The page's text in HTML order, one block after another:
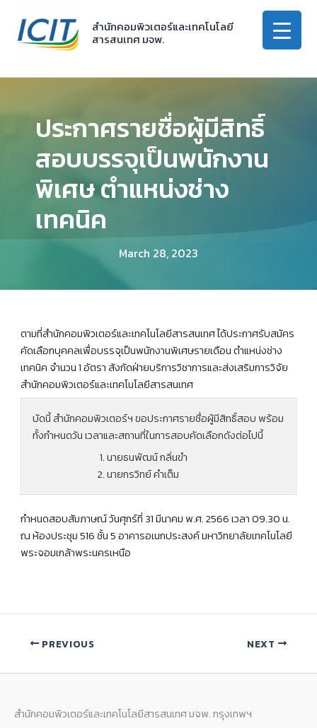
content
สำนักคอมพิวเตอร์และเทคโนโลยี
สารสนเทศ มจพ.
ประกาศรายชื่อผู้มีสิทธิ์
สอบบรรจุเป็นพนักงาน
พิเศษ ตำแหน่งช่าง
เทคนิค
March 28, 2023
ตามที่สำนักคอมพิวเตอร์และเทคโนโลยีสารสนเทศ ได้ประกาศรับสมัคร
คัดเลือกบุคคลเพื่อบรรจุเป็นพนักงานพิเศษรายเดือน ตำแหน่งช่าง
เทคนิค จำนวน 1 อัตรา สังกัดฝ่ายบริการวิชาการและส่งเสริมการวิจัย
สำนักคอมพิวเตอร์และเทคโนโลยีสารสนเทศ
บัดนี้ สำนักคอมพิวเตอร์ฯ ขอประกาศรายชื่อผู้มีสิทธิ์สอบ พร้อม
ทั้งกำหนดวัน เวลาและสถานที่ในการสอบคัดเลือกดังต่อไปนี้
นายธนพัฒน์ กลิ่นขำ
นายกรวิทย์ คำเต็ม
กำหนดสอบสัมภาษณ์ วันศุกร์ที่ 31 มีนาคม พ.ศ. 2566 เวลา 09.30 น.
ณ ห้องประชุม 516 ชั้น 5 อาคารอเนกประสงค์ มหาวิทยาลัยเทคโนโลยี
พระจอมเกล้าพระนครเหนือ
PREVIOUS NEXT
สำนักคอมพิวเตอร์และเทคโนโลยีสารสนเทศ มจพ. กรุงเทพฯ